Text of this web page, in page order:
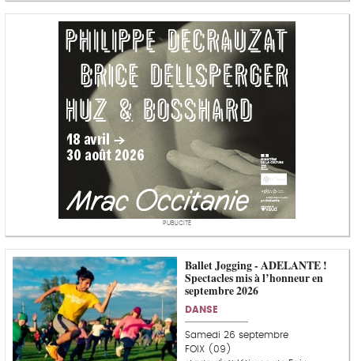
PUBLICITÉ
Ballet Jogging - ADELANTE !
Spectacles mis à l’honneur en
septembre 2026
DANSE
Samedi 26 septembre
FOIX (09)